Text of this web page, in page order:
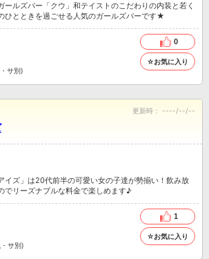
ールズバー「クウ」和テイストのこだわりの内装と若く
ひとときを過ごせる人気のガールズバーです★
サ別)
0
☆お気に入り
更新時： ----/--/--
イズ」は20代前半の可愛い女の子達が勢揃い！飲み放
でリーズナブルな料金で楽しめます♪
サ別)
1
☆お気に入り